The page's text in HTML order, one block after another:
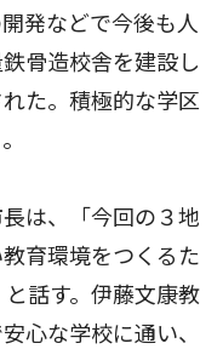
発などで今後も人
骨造校舎を建設し
た。積極的な学区
は、「今回の３地
育環境をつくるた
話す。伊藤文康教
心な学校に通い、